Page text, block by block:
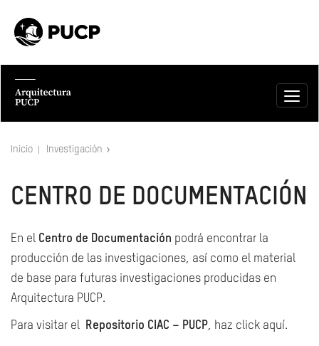
Inicio Investigación
CENTRO DE DOCUMENTACIÓN
En el Centro de Documentación podrá encontrar la
producción de las investigaciones, así como el material
de base para futuras investigaciones producidas en
Arquitectura PUCP.
Para visitar el Repositorio CIAC – PUCP, haz click aquí.